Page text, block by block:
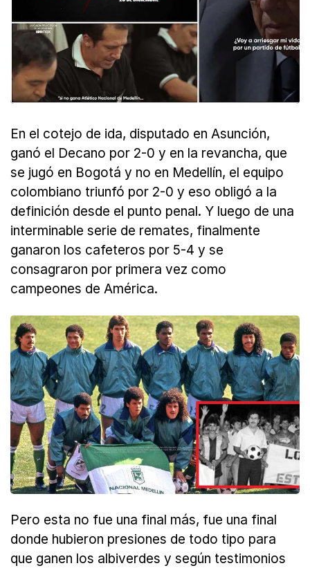
En el cotejo de ida, disputado en Asunción,
ganó el Decano por 2-0 y en la revancha, que
se jugó en Bogotá y no en Medellín, el equipo
colombiano triunfó por 2-0 y eso obligó a la
definición desde el punto penal. Y luego de una
interminable serie de remates, finalmente
ganaron los cafeteros por 5-4 y se
consagraron por primera vez como
campeones de América.
Pero esta no fue una final más, fue una final
donde hubieron presiones de todo tipo para
que ganen los albiverdes y según testimonios